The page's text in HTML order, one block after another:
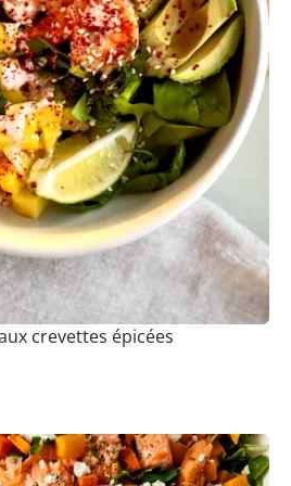
crevettes épicées